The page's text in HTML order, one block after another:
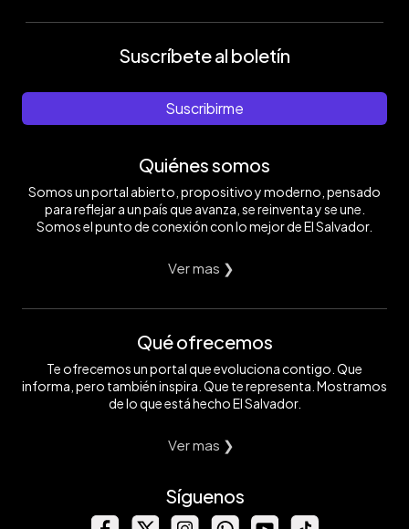
Suscríbete al boletín
Suscribirme
Quiénes somos
Somos un portal abierto, propositivo y moderno, pensado
para reflejar a un país que avanza, se reinventa y se une.
Somos el punto de conexión con lo mejor de El Salvador.
Ver mas ❯
Qué ofrecemos
Te ofrecemos un portal que evoluciona contigo. Que
informa, pero también inspira. Que te representa. Mostramos
de lo que está hecho El Salvador.
Ver mas ❯
Síguenos